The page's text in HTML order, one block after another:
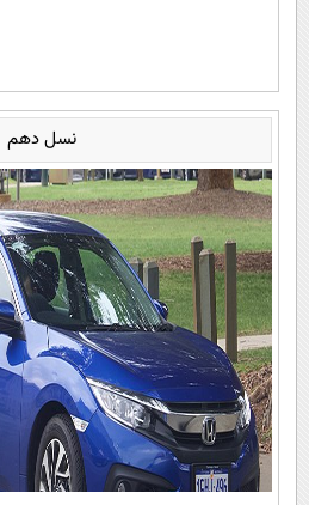
نسل دهم